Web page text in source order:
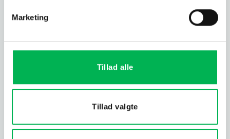
Marketing
Tillad alle
Tillad valgte
Pelsklanner » Den ultimative guide